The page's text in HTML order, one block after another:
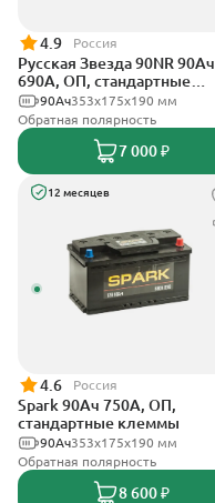
4.9 Россия
Русская Звезда 90NR 90Ач
690А, ОП, стандартные
клеммы353x175x190 мм
90Ач
Обратная полярность
7 000 ₽
12 месяцев
4.6 Россия
Spark 90Ач 750А, ОП,
стандартные клеммы
353х175х190 мм
90Ач
Обратная полярность
8 600 ₽